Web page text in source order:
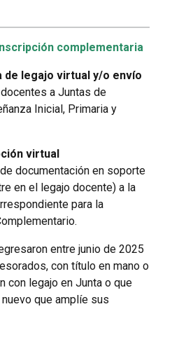
complementaria
de legajo virtual y/o envío
docentes a Juntas de
Inicial, Primaria y
virtual
documentación en soporte
en el legajo docente) a la
para la
entre junio de 2025
con título en mano o
con legajo en Junta o que
que amplíe sus